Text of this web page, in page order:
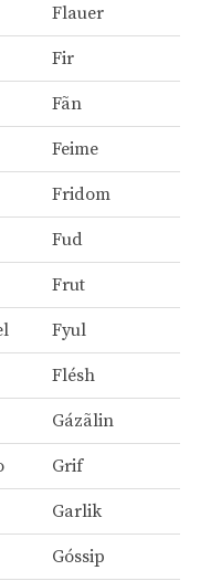
Flauer
Fir
Fãn
Feime
Fridom
Fud
Frut
Fyul
Flésh
Gázãlin
Grif
Garlik
Góssip